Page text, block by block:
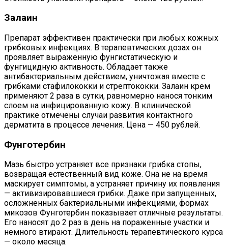
Залаин
Препарат эффективен практически при любых кожных
грибковых инфекциях. В терапевтических дозах он
проявляет выраженную фунгистатическую и
фунгицидную активность. Обладает также
антибактериальным действием, уничтожая вместе с
грибками стафилококки и стрептококки. Залаин крем
применяют 2 раза в сутки, равномерно нанося тонким
слоем на инфицированную кожу. В клинической
практике отмечены случаи развития контактного
дерматита в процессе лечения. Цена — 450 рублей.
Фунготербин
Мазь быстро устраняет все признаки грибка стопы,
возвращая естественный вид коже. Она не на время
маскирует симптомы, а устраняет причину их появления
— активизировавшиеся грибки. Даже при запущенных,
осложненных бактериальными инфекциями, формах
микозов Фунготербин показывает отличные результаты.
Его наносят до 2 раз в день на пораженные участки и
немного втирают. Длительность терапевтического курса
— около месяца.